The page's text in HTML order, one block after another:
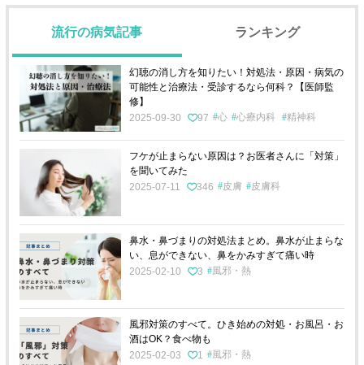
流行の病気記事 ランキング
幻聴の消し方を知りたい！対処法・原因・病気の
可能性と治療法・受診するなら何科？【医師監
修】
2025-09-30
97 心 心療内科 精神科
フケが止まらない原因は？お医者さんに「対策」
を聞いてみた
2025-07-11
346 皮膚 皮膚科
鼻水・鼻づまりの対処法まとめ。鼻水が止まらな
い、息ができない、鼻をかみすぎて痛い時
2025-02-10
3 風邪・熱
風邪対策のすべて。ひき始めの対処・お風呂・お
酒はOK？食べ物も
2025-02-03
1 風邪・熱